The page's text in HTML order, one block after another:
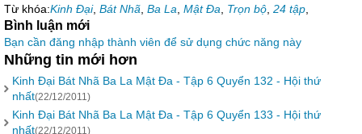
Từ khóa:Kinh Đại, Bát Nhã Ba La Mật Đa Trọn bộ 24 tập
Bình luận mới
Bạn cần đăng nhập thành viên để sử dụng chức năng này
Những tin mới hơn
Kinh Đại Bát Nhã Ba La Mật Đa - Tập 6 Quyển 132 - Hội thứ
nhất(22/12/2011)
Kinh Đại Bát Nhã Ba La Mật Đa - Tập 6 Quyển 133 - Hội thứ
nhất(22/12/2011)